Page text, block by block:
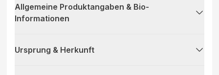
Allgemeine Produktangaben & Bio-
Informationen
Ursprung & Herkunft